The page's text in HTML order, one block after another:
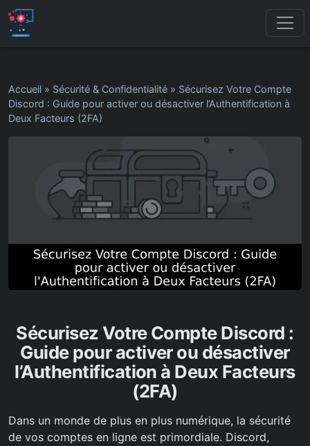
Accueil » Sécurité & Confidentialité » Sécurisez Votre Compte
Discord : Guide pour activer ou désactiver l’Authentification à
Deux Facteurs (2FA)
Sécurisez Votre Compte Discord :
Guide pour activer ou désactiver
l’Authentification à Deux Facteurs
(2FA)
Dans un monde de plus en plus numérique, la sécurité
de vos comptes en ligne est primordiale. Discord,